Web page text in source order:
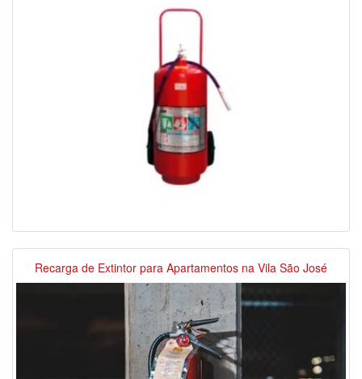
Recarga de Extintor para Apartamentos na Vila São José